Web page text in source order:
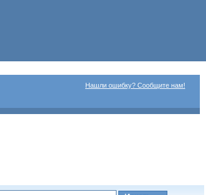
Нашли ошибку? Сообщите нам!